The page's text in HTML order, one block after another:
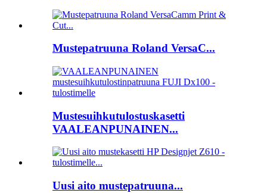
Mustepatruuna Roland VersaC...
Mustesuihkutulostuskasetti
VAALEANPUNAINEN...
Uusi aito mustepatruuna...